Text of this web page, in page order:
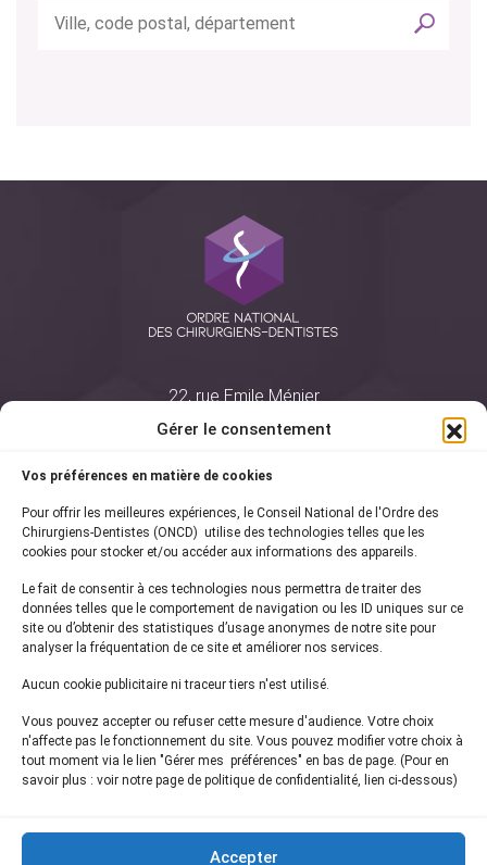
Gérer le consentement
Vos préférences en matière de cookies
Pour offrir les meilleures expériences, le Conseil National de l'Ordre des
Chirurgiens-Dentistes (ONCD) utilise des technologies telles que les
cookies pour stocker et/ou accéder aux informations des appareils.
Le fait de consentir à ces technologies nous permettra de traiter des
données telles que le comportement de navigation ou les ID uniques sur ce
site ou d’obtenir des statistiques d’usage anonymes de notre site pour
analyser la fréquentation de ce site et améliorer nos services.
Aucun cookie publicitaire ni traceur tiers n'est utilisé.
Vous pouvez accepter ou refuser cette mesure d'audience. Votre choix
n'affecte pas le fonctionnement du site. Vous pouvez modifier votre choix à
tout moment via le lien "Gérer mes préférences" en bas de page. (Pour en
savoir plus : voir notre page de politique de confidentialité, lien ci-dessous)
Accepter
22, rue Emile Ménier
75761 Paris Cedex 16
01 44 34 78 80
courrier@oncd.org
Actualités
Presse
Informations légales
Plan du site
Inscrivez-vous à notrenewsletter